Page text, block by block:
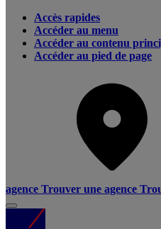
Accès rapides
Accéder au menu
Accéder au contenu
Accéder au pied de page
agence Trouver une agence